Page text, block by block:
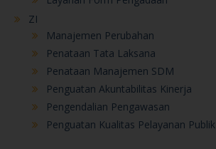
ZI
Manajemen Perubahan
Penataan Tata Laksana
Penataan Manajemen SDM
Penguatan Akuntabilitas Kinerja
Pengendalian Pengawasan
Penguatan Kualitas Pelayanan Publik